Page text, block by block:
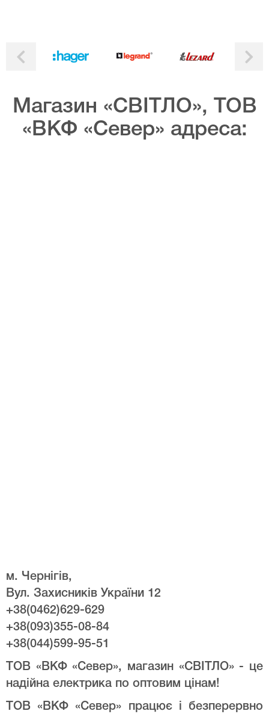
Магазин «СВІТЛО», ТОВ
«ВКФ «Север» адреса:
м. Чернігів,
Вул. Захисників України 12
+38(0462)629-629
+38(093)355-08-84
+38(044)599-95-51
ТОВ «ВКФ «Север», магазин «СВІТЛО» - це
надійна електрика по оптовим цінам!
ТОВ «ВКФ «Север» працює і безперервно